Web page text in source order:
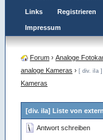
Links Registrieren
Impressum
Forum › Analoge
analoge Kameras › [ div. iIa ]
Kameras
[div. iIa] Liste von
Antwort schreiben